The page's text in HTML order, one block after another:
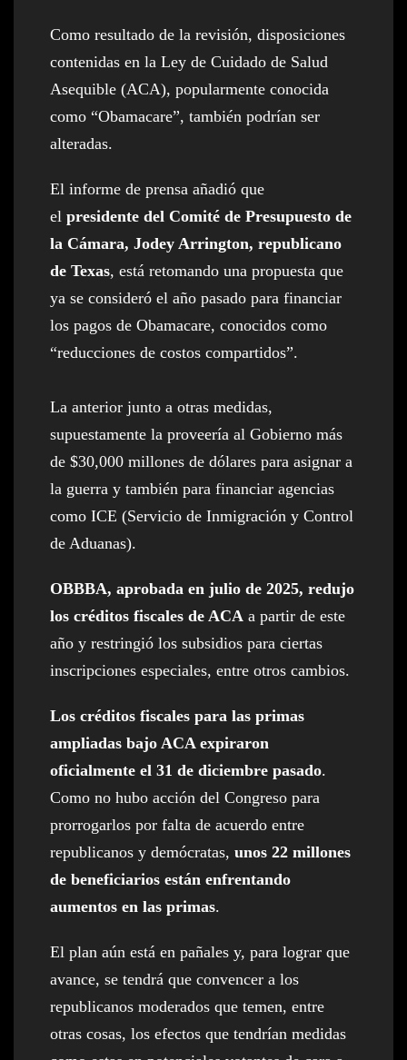
Como resultado de la revisión, disposiciones
contenidas en la Ley de Cuidado de Salud
Asequible (ACA), popularmente conocida
como “Obamacare”, también podrían ser
alteradas.
El informe de prensa añadió que
el presidente del Comité de Presupuesto de
la Cámara, Jodey Arrington, republicano
de Texas, está retomando una propuesta que
ya se consideró el año pasado para financiar
los pagos de Obamacare, conocidos como
“reducciones de costos compartidos”.
La anterior junto a otras medidas,
supuestamente la proveería al Gobierno más
de $30,000 millones de dólares para asignar a
la guerra y también para financiar agencias
como ICE (Servicio de Inmigración y Control
de Aduanas).
OBBBA, aprobada en julio de 2025, redujo
los créditos fiscales de ACA a partir de este
año y restringió los subsidios para ciertas
inscripciones especiales, entre otros cambios.
Los créditos fiscales para las primas
ampliadas bajo ACA expiraron
oficialmente el 31 de diciembre pasado.
Como no hubo acción del Congreso para
prorrogarlos por falta de acuerdo entre
republicanos y demócratas, unos 22 millones
de beneficiarios están enfrentando
aumentos en las primas.
El plan aún está en pañales y, para lograr que
avance, se tendrá que convencer a los
republicanos moderados que temen, entre
otras cosas, los efectos que tendrían medidas